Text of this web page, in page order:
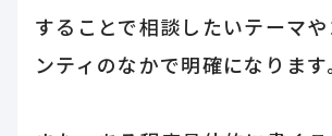
することで相談したいテーマ
ンティのなかで明確になります